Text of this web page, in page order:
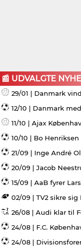
📰 UDVALGTE
29/01 | Danmark
12/10 | Danmark
11/10 | Ajax
10/10 | Bo
21/09 | Inge André
20/09 | Jacob
15/09 | AaB fyrer
02/09 | TV2 sikre
26/08 | Audi klar til
24/08 | F.C.
24/08 |